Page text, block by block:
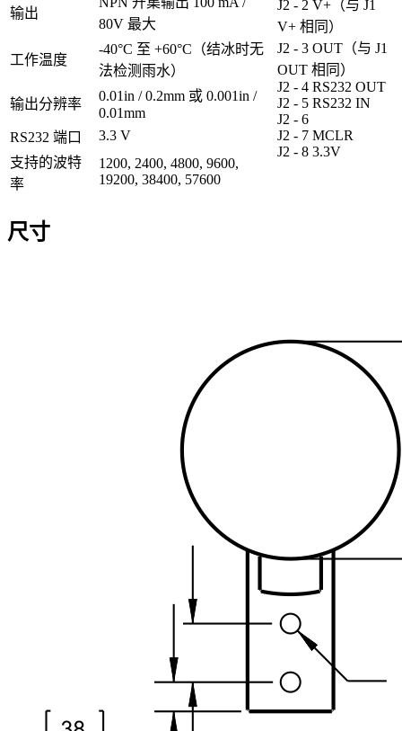
J2 - 2 V+（与 J1
V+ 相同）
J2 - 3 OUT（与 J1
OUT 相同）
J2 - 4 RS232 OUT
J2 - 5 RS232 IN
J2 - 6
J2 - 7 MCLR
J2 - 8 3.3V
输出
80V 最大
工作温度
-40°C 至 +60°C（结冰时无
法检测雨水）
输出分辨率
0.01in / 0.2mm 或 0.001in /
0.01mm
RS232 端口
3.3 V
支持的波特
率
1200, 2400, 4800, 9600,
19200, 38400, 57600
尺寸